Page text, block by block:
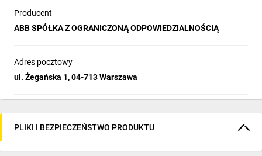
Producent
ABB SPÓŁKA Z OGRANICZONĄ ODPOWIEDZIALNOŚCIĄ
Adres pocztowy
ul. Żegańska 1, 04-713 Warszawa
PLIKI I BEZPIECZEŃSTWO PRODUKTU